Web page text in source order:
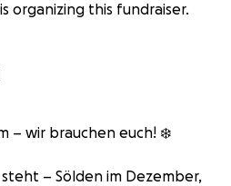
organizing this fundraiser.
– wir brauchen euch! ❄️
– Sölden im Dezember,